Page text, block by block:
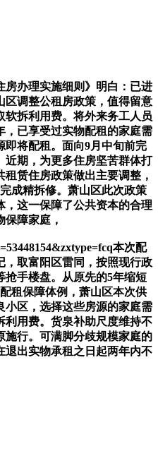
办理实施细则》明白：已进
区调整公租房政策，值得留意
软拆利用费。将外来务工人员
，已享受过实物配租的家庭需
即将配租。面向9月中旬前完
近期，为更多住房坚苦群体打
赁住房政策做出主要调整，
成精拆修。萧山区此次政策
这一保障了公共资本的合理
障家庭，
本次配
，取富阳区雷同，按照现行政
抢手楼盘。从原先的5年缩短
租保障体例，萧山区本次供
小区，选择这些房源的家庭需
利用费。货泉补助尺度维持不
施行。可满脚分歧规模家庭的
退出实物承租之日起两年内不